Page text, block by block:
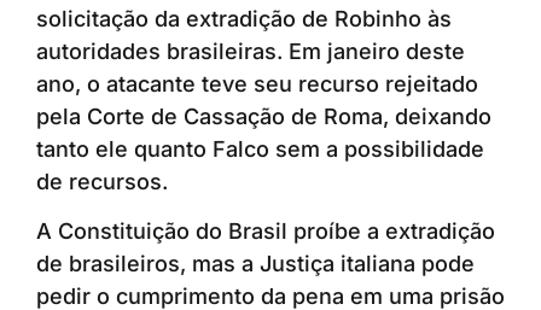
solicitação da extradição de Robinho às
autoridades brasileiras. Em janeiro deste
ano, o atacante teve seu recurso rejeitado
pela Corte de Cassação de Roma, deixando
tanto ele quanto Falco sem a possibilidade
de recursos.
A Constituição do Brasil proíbe a extradição
de brasileiros, mas a Justiça italiana pode
pedir o cumprimento da pena em uma prisão